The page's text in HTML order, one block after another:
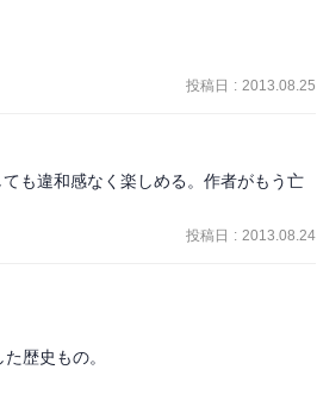
投稿日 : 2013.08.25
も違和感なく楽しめる。作者がもう亡
投稿日 : 2013.08.24
歴史もの。